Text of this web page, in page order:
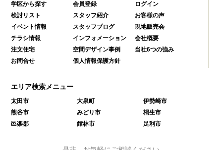
学区から探す
会員登録
ログイン
検討リスト
スタッフ紹介
お客様の声
イベント情報
スタッフブログ
現地販売会
チラシ情報
インフォメーション
会社概要
注文住宅
空間デザイン事例
当社6つの強み
お問合せ
個人情報保護方針
エリア検索メニュー
太田市 大泉町
伊勢崎市
熊谷市
みどり市
桐生市
邑楽郡
館林市 足利市